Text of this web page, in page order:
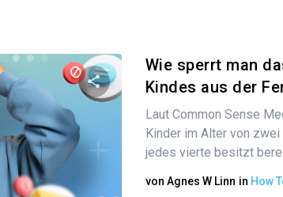
Diesen Artikel teilen
Facebook Link kopieren
Wie sperrt man
Kindes aus der
Laut Common Sense
Kinder im Alter von
jedes vierte besitzt
von Agnes W Linn in How